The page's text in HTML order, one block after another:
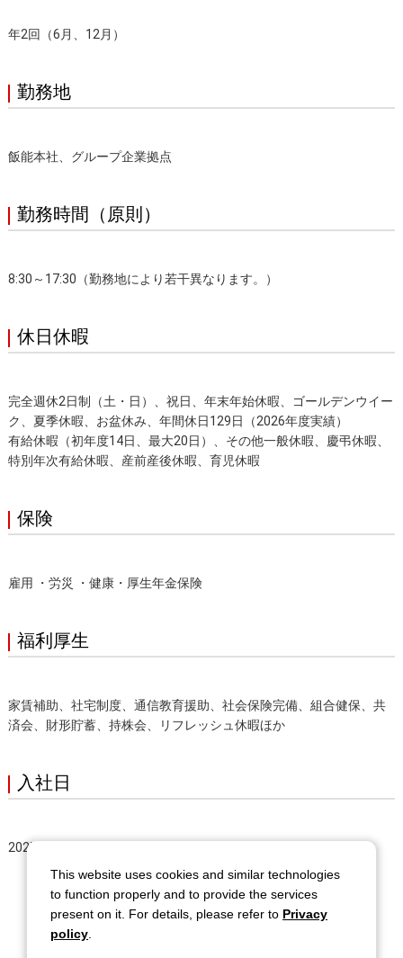
年2回（6月、12月）
勤務地
飯能本社、グループ企業拠点
勤務時間（原則）
8:30～17:30（勤務地により若干異なります。）
休日休暇
完全週休2日制（土・日）、祝日、年末年始休暇、ゴールデンウイー
ク、夏季休暇、お盆休み、年間休日129日（2026年度実績）
有給休暇（初年度14日、最大20日）、その他一般休暇、慶弔休暇、
特別年次有給休暇、産前産後休暇、育児休暇
保険
雇用 ・労災 ・健康・厚生年金保険
福利厚生
家賃補助、社宅制度、通信教育援助、社会保険完備、組合健保、共
済会、財形貯蓄、持株会、リフレッシュ休暇ほか
入社日
2027年4月
This website uses cookies and similar technologies
to function properly and to provide the services
present on it. For details, please refer to Privacy
policy